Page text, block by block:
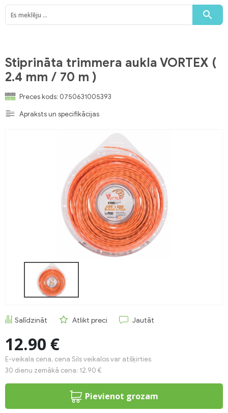
Stiprināta trimmera aukla VORTEX (
2.4 mm / 70 m )
Preces kods: 0750631005393
Apraksts un specifikācijas
Salīdzināt Atlikt preci Jautāt
12.90 €
E-veikala cena, cena Sils veikalos var atšķirties
30 dienu zemākā cena: 12.90 €
Pievienot grozam